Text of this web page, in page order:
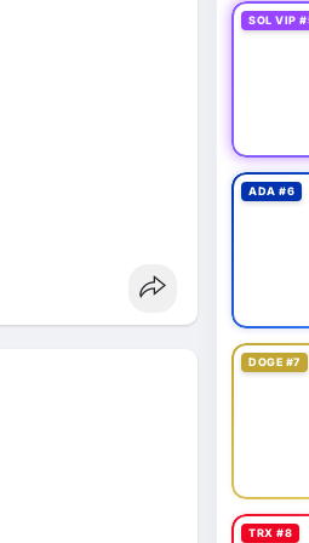
trong 24-48 giờ tới.
này.
SOL VIP
ADA #6
DOGE #7
TRX #8